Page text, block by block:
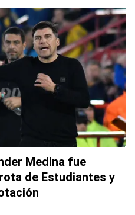
Medina fue
de Estudiantes y